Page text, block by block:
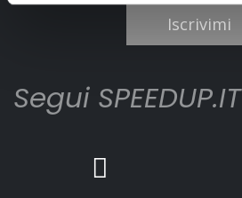
Iscrivimi
Segui SPEEDUP.IT